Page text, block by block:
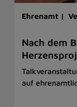
Ehrenamt |
Nach dem
auf